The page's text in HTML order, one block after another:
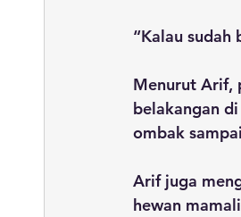
“Kalau sudah
Menurut Arif,
belakangan
ombak
Arif juga
hewan